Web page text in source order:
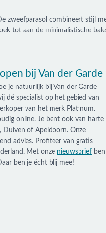
zweefparasol combineert stijl
tot aan de minimalistische
bij Van der Garde
je natuurlijk bij Van der Garde
dé specialist op het gebied van
van het merk Platinum.
online. Je bent ook van harte
Duiven of Apeldoorn. Onze
advies. Profiteer van gratis
Met onze nieuwsbrief ben
ben je écht blij mee!